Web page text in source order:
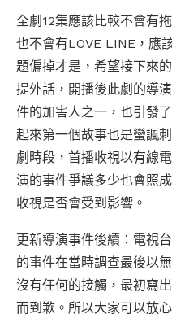
全劇12集應該比較不會有
也不會有LOVE LINE，應
題偏掉才是，希望接下來
提外話，開播後此劇的導
件的加害人之一，也引發
起來第一個故事也是蠻諷
劇時段，首播收視以有線
演的事件爭議多少也會照
收視是否會受到影響。
更新導演事件後續：電視
的事件在當時調查最後以
沒有任何的接觸，最初寫
而到歉。所以大家可以放心